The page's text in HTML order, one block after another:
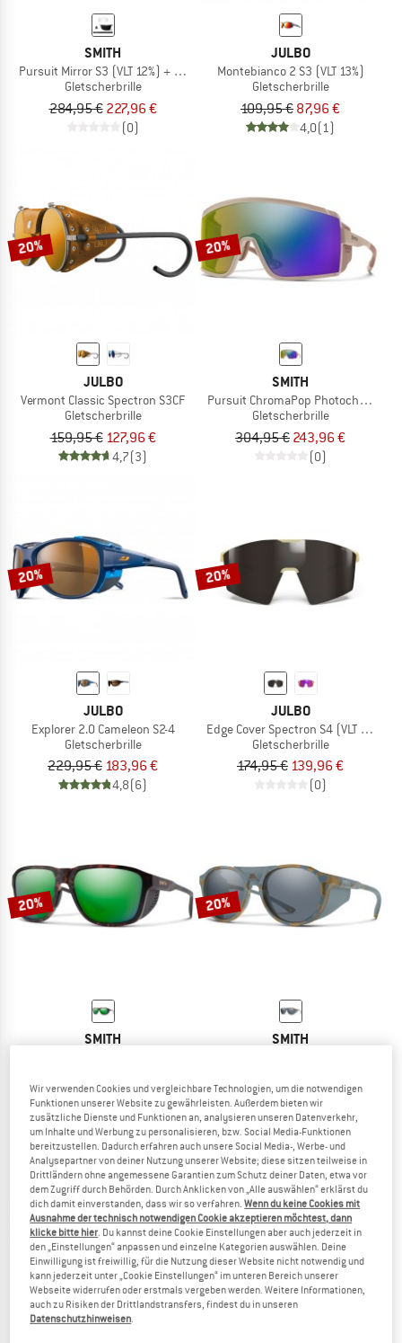
SMITH
Pursuit Mirror S3 (VLT 12%) + S0 (VLT 89%)
Gletscherbrille
284,95 € 227,96 €
(0)
JULBO
Montebianco 2 S3 (VLT 13%)
Gletscherbrille
109,95 € 87,96 €
4,0(1)
20%
JULBO
Vermont Classic Spectron S3CF
Gletscherbrille
159,95 € 127,96 €
4,7(3)
20%
SMITH
Pursuit ChromaPop Photochromic
Gletscherbrille
304,95 € 243,96 €
(0)
20%
JULBO
Explorer 2.0 Cameleon S2-4
Gletscherbrille
229,95 € 183,96 €
4,8(6)
20%
JULBO
Edge Cover Spectron S4 (VLT 5%)
Gletscherbrille
174,95 € 139,96 €
(0)
20%
SMITH
209,95 €167,96 €
5,0(2)
20%
SMITH
194,95 €155,96 €
(0)
20%
Wir verwenden Cookies und vergleichbare Technologien, um die notwendigen
Funktionen unserer Website zu gewährleisten. Außerdem bieten wir
zusätzliche Dienste und Funktionen an, analysieren unseren Datenverkehr,
um Inhalte und Werbung zu personalisieren, bzw. Social Media-Funktionen
bereitzustellen. Dadurch erfahren auch unsere Social Media-, Werbe- und
Analysepartner von deiner Nutzung unserer Website; diese sitzen teilweise in
Drittländern ohne angemessene Garantien zum Schutz deiner Daten, etwa vor
dem Zugriff durch Behörden. Durch Anklicken von „Alle auswählen“ erklärst du
dich damit einverstanden, dass wir so verfahren.Wenn du keine Cookies mit
Ausnahme der technisch notwendigen Cookie akzeptieren möchtest, dann
klicke bitte hier. Du kannst deine Cookie Einstellungen aber auch jederzeit in
den „Einstellungen“ anpassen und einzelne Kategorien auswählen. Deine
Einwilligung ist freiwillig, für die Nutzung dieser Website nicht notwendig und
kann jederzeit unter „Cookie Einstellungen“ im unteren Bereich unserer
Webseite widerrufen oder erstmals vergeben werden. Weitere Informationen,
auch zu Risiken der Drittlandstransfers, findest du in unseren
Datenschutzhinweisen.